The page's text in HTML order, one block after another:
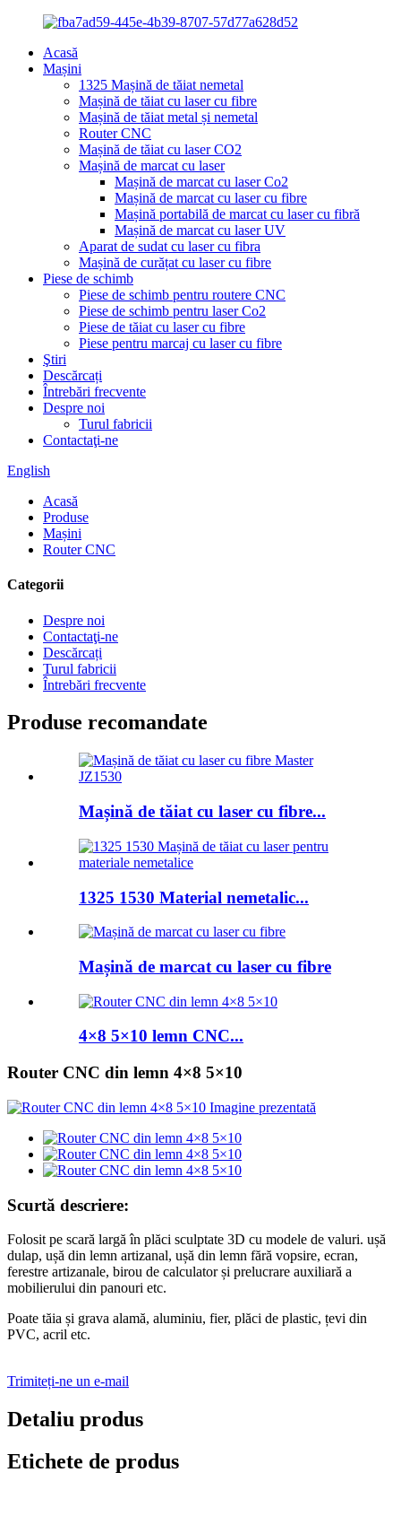
Acasă
Mașini
1325 Mașină de tăiat nemetal
Mașină de tăiat cu laser cu fibre
Mașină de tăiat metal și nemetal
Router CNC
Mașină de tăiat cu laser CO2
Mașină de marcat cu laser
Mașină de marcat cu laser Co2
Mașină de marcat cu laser cu fibre
Mașină portabilă de marcat cu laser cu fibră
Mașină de marcat cu laser UV
Aparat de sudat cu laser cu fibra
Mașină de curățat cu laser cu fibre
Piese de schimb
Piese de schimb pentru routere CNC
Piese de schimb pentru laser Co2
Piese de tăiat cu laser cu fibre
Piese pentru marcaj cu laser cu fibre
Ştiri
Descărcați
Întrebări frecvente
Despre noi
Turul fabricii
Contactaţi-ne
English
Acasă
Produse
Mașini
Router CNC
Categorii
Despre noi
Contactaţi-ne
Descărcați
Turul fabricii
Întrebări frecvente
Produse recomandate
Mașină de tăiat cu laser cu fibre...
1325 1530 Material nemetalic...
Mașină de marcat cu laser cu fibre
4×8 5×10 lemn CNC...
Router CNC din lemn 4×8 5×10
Scurtă descriere:
Folosit pe scară largă în plăci sculptate 3D cu modele de valuri. ușă
dulap, ușă din lemn artizanal, ușă din lemn fără vopsire, ecran,
ferestre artizanale, birou de calculator și prelucrare auxiliară a
mobilierului din panouri etc.
Poate tăia și grava alamă, aluminiu, fier, plăci de plastic, țevi din
PVC, acril etc.
Trimiteți-ne un e-mail
Detaliu produs
Etichete de produs